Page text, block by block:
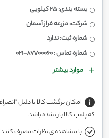
بسته بندی: 25 کیلویی
شرکت: مزرعه فراز آسمان
شماره ثبت: ندارد
شماره تماس : 87700060-021
موارد بیشتر
امکان برگشت کالا با دلیل
که پلمب کالا باز نشده باشد.
با مشاهده ی نظرات مصرف